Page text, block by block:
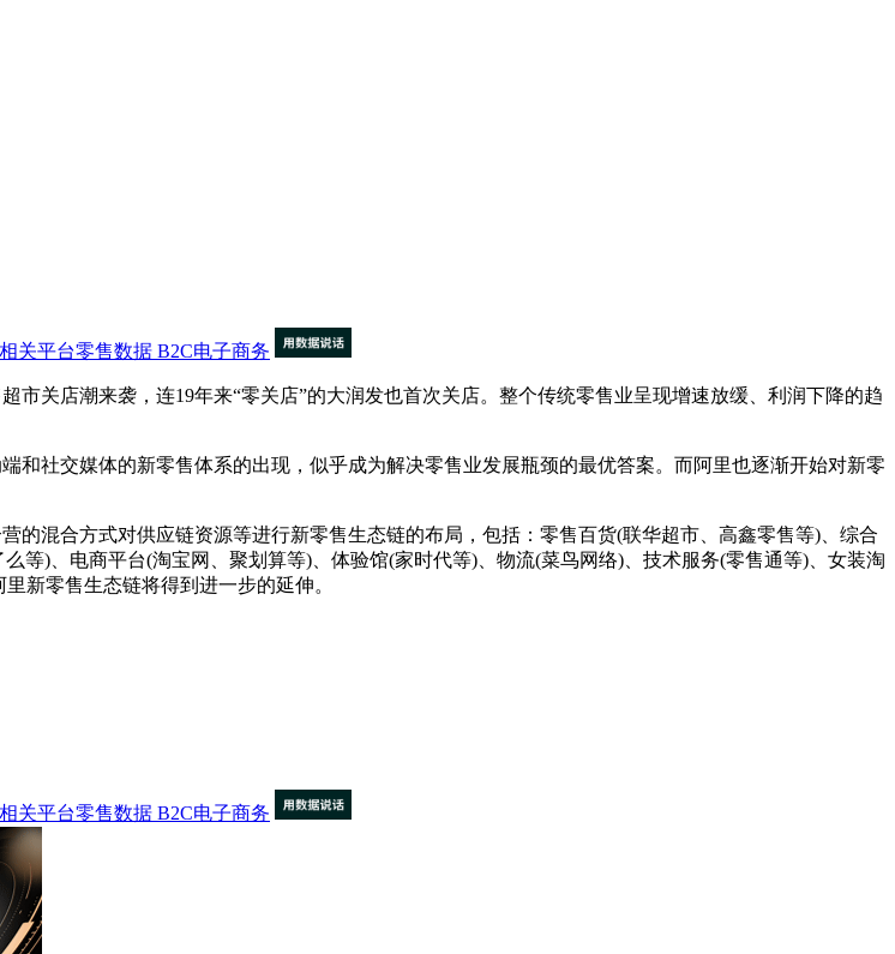
关平台零售数据 B2C电子商务
关店潮来袭，连19年来“零关店”的大润发也首次关店。整个传统零售业呈现增速放缓、利润下降的趋
社交媒体的新零售体系的出现，似乎成为解决零售业发展瓶颈的最优答案。而阿里也逐渐开始对新零
混合方式对供应链资源等进行新零售生态链的布局，包括：零售百货(联华超市、高鑫零售等)、综合
等)、电商平台(淘宝网、聚划算等)、体验馆(家时代等)、物流(菜鸟网络)、技术服务(零售通等)、女装淘
新零售生态链将得到进一步的延伸。
关平台零售数据 B2C电子商务